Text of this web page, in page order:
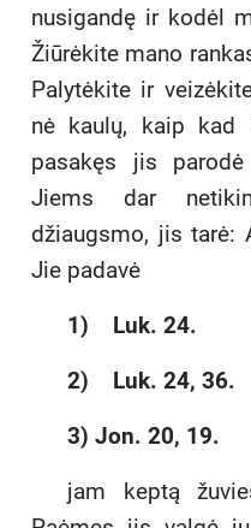
nusigandę ir kodėl
Žiūrėkite mano
Palytėkite ir
nė kaulų, kaip kad
pasakęs jis
Jiems dar
džiaugsmo, jis tarė:
Jie padavė
1) Luk. 24.
2) Luk. 24, 36.
3) Jon. 20, 19.
jam keptą